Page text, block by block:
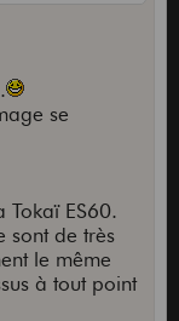
se
Tokaï ES60.
sont de très
le même
à tout point